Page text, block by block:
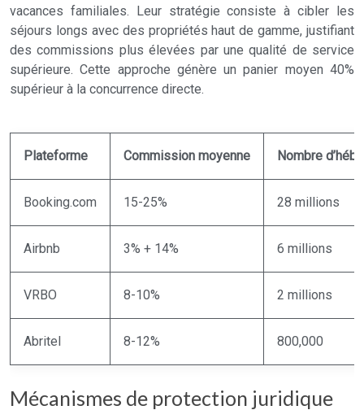
vacances familiales. Leur stratégie consiste à cibler les
séjours longs avec des propriétés haut de gamme, justifiant
des commissions plus élevées par une qualité de service
supérieure. Cette approche génère un panier moyen 40%
supérieur à la concurrence directe.
Plateforme Commission moyenne Nombre
Booking.com 15-25% 28 millions
Airbnb 3% + 14% 6 millions
VRBO 8-10% 2 millions
Abritel 8-12% 800,000
Mécanismes de protection juridique